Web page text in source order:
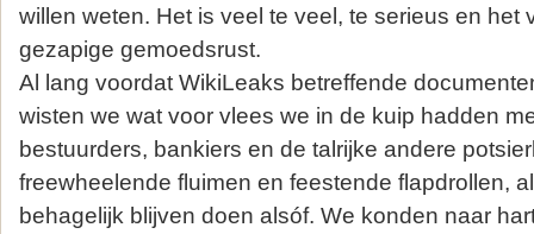
willen weten. Het is veel te veel, te serieus en het
gezapige gemoedsrust.
Al lang voordat WikiLeaks betreffende
wisten we wat voor vlees we in de kuip hadden
bestuurders, bankiers en de talrijke andere
freewheelende fluimen en feestende flapdrollen,
behagelijk blijven doen alsóf. We konden naar